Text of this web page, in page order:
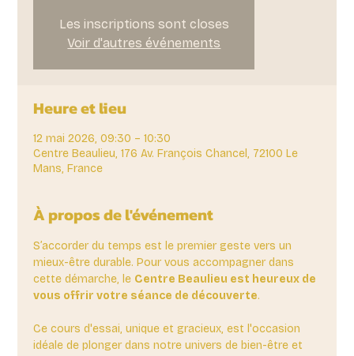
Les inscriptions sont closes
Voir d'autres événements
Heure et lieu
12 mai 2026, 09:30 – 10:30
Centre Beaulieu, 176 Av. François Chancel, 72100 Le
Mans, France
À propos de l'événement
S’accorder du temps est le premier geste vers un
mieux-être durable. Pour vous accompagner dans
cette démarche, le Centre Beaulieu est heureux de
vous offrir votre séance de découverte.
Ce cours d'essai, unique et gracieux, est l'occasion
idéale de plonger dans notre univers de bien-être et